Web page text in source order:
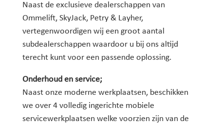
Naast de exclusieve dealerschappen van
Ommelift, SkyJack, Petry & Layher,
vertegenwoordigen wij een groot aantal
subdealerschappen waardoor u bij ons altijd
terecht kunt voor een passende oplossing.
Onderhoud en service;
Naast onze moderne werkplaatsen, beschikken
we over 4 volledig ingerichte mobiele
servicewerkplaatsen welke voorzien zijn van de